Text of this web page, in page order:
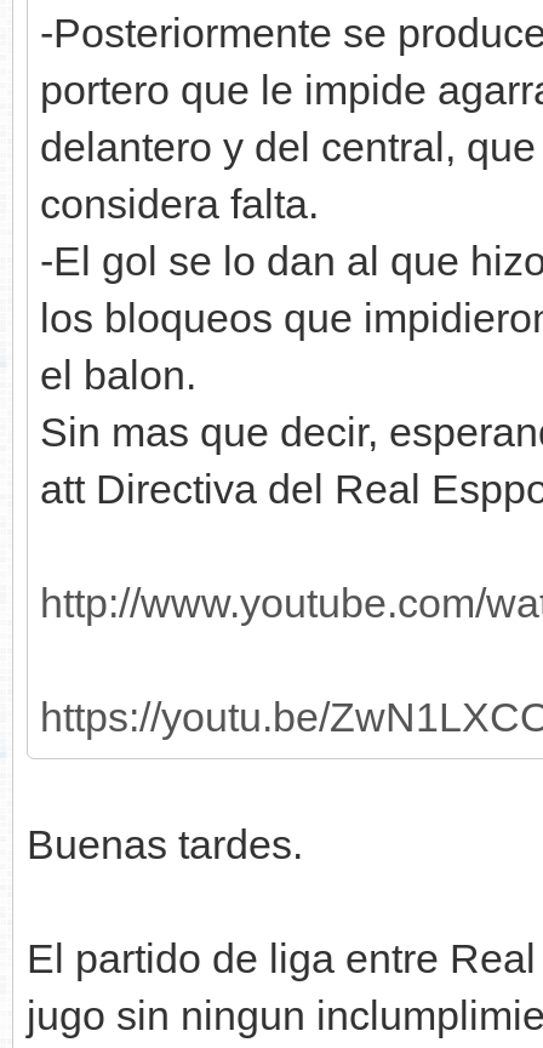
-Posteriormente se
portero que le impide
delantero y del central,
considera falta.
-El gol se lo dan al que
los bloqueos que
el balon.
Sin mas que decir,
att Directiva del Real
http://www.youtube.com/
https://youtu.be/
Buenas tardes.
El partido de liga entre
jugo sin ningun